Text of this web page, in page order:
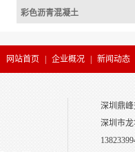
改性沥青混凝土AC-13
彩色沥青混凝土
可应用于公交车专用道、路
路服务区等重载交通...
网站首页 企业概况 新闻动态
深圳鼎
深圳市